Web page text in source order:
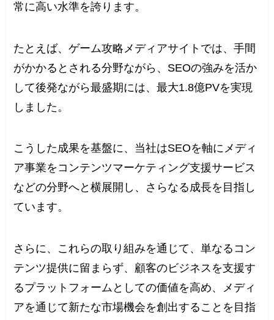
常に高い水準を誇ります。
たとえば、ゲーム攻略メディアサイトでは、手間
がかかるとされる分野ながら、SEOの強みを活か
して後発ながら最盛期には、最大1.8億PVを実現
しました。
こうした成果を基盤に、当社はSEOを軸にメディ
ア事業をコンテンツマーケティング支援サービス
などの分野へと横展開し、さらなる成長を目指し
ています。
さらに、これらの取り組みを通じて、単なるコン
テンツ提供に留まらず、顧客のビジネスを支援す
るプラットフォームとしての価値を高め、メディ
アを通じて新たな市場機会を創出することを目指